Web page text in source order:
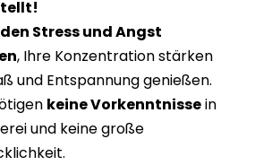
Stress und Angst
, Ihre Konzentration stärken
und Entspannung genießen.
keine Vorkenntnissein
und keine große